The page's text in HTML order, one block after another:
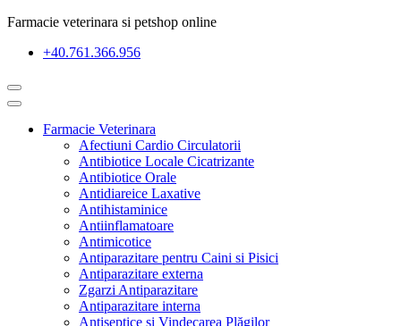
Farmacie veterinara si petshop online
+40.761.366.956
Farmacie Veterinara
Afectiuni Cardio Circulatorii
Antibiotice Locale Cicatrizante
Antibiotice Orale
Antidiareice Laxative
Antihistaminice
Antiinflamatoare
Antimicotice
Antiparazitare pentru Caini si Pisici
Antiparazitare externa
Zgarzi Antiparazitare
Antiparazitare interna
Antiseptice si Vindecarea Plăgilor